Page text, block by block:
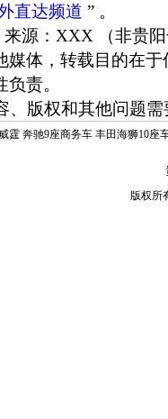
直达频道 ” 。
来源：XXX （非贵
媒体，转载目的在
责。
、版权和其他问题
霆 奔驰9座商务车 丰田海狮10座
版权所